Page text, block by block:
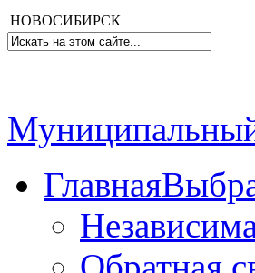
НОВОСИБИРСК
Главная